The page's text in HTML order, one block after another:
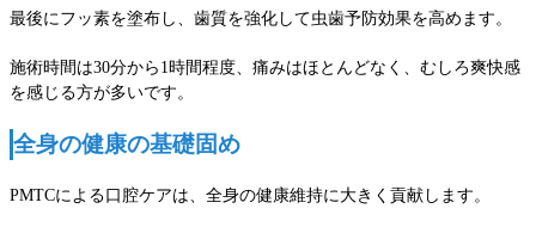
最後にフッ素を塗布し、歯質を強化して虫歯予防効果を高めます。
施術時間は30分から1時間程度、痛みはほとんどなく、むしろ爽快感
を感じる方が多いです。
全身の健康の基礎固め
PMTCによる口腔ケアは、全身の健康維持に大きく貢献します。